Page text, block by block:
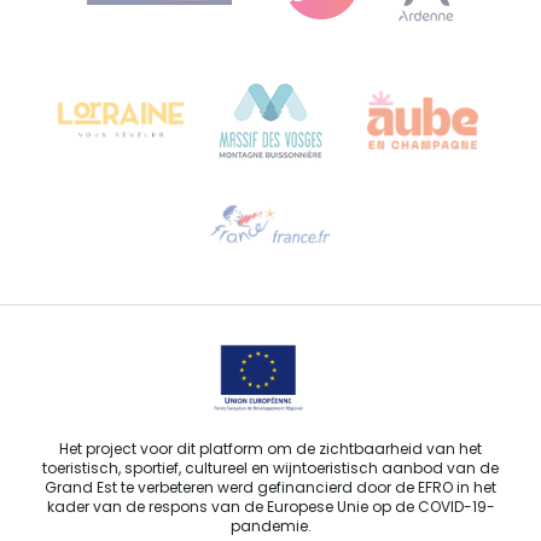
Bureau de Colmar (hoofdkantoor)
Stuur ons een e-mail
Het project voor dit platform om de zichtbaarheid van het
toeristisch, sportief, cultureel en wijntoeristisch aanbod van de
Grand Est te verbeteren werd gefinancierd door de EFRO in het
kader van de respons van de Europese Unie op de COVID-19-
pandemie.